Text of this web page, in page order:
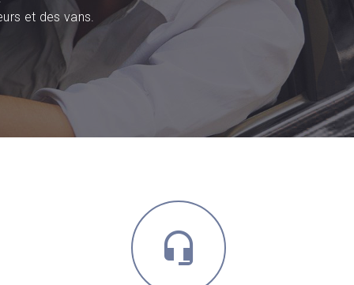
et des vans.